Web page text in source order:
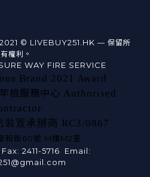
© LIVEBUY251.HK — 保留所
有權利。
WAY FIRE SERVICE
Brand 2021 Award
檢服務中心 Authorised
裝置承辦商 RC3/0867
和街60號 M樓M2室
2411-5716 Email: